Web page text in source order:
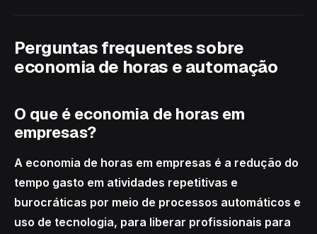
Perguntas frequentes sobre
economia de horas e automação
O que é economia de horas em
empresas?
A economia de horas em empresas é a redução do
tempo gasto em atividades repetitivas e
burocráticas por meio de processos automáticos e
uso de tecnologia, para liberar profissionais para